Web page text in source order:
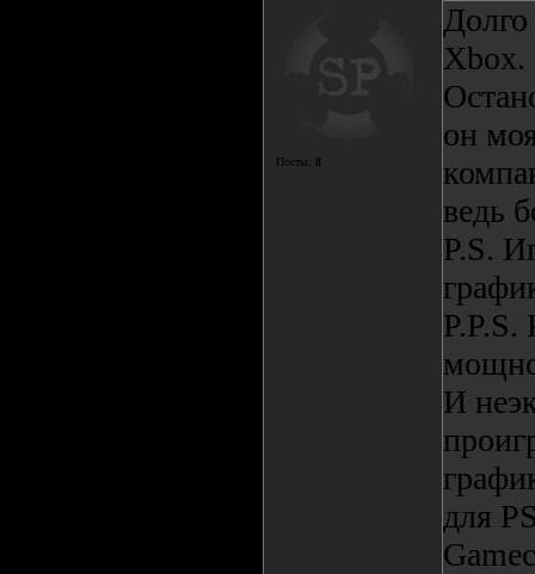
Посты: 8
Xbox.
он
ведь
P.S.
P.P.S.
И
для